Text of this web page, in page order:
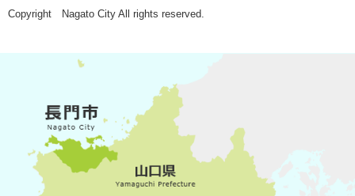
Copyright Nagato City All rights reserved.